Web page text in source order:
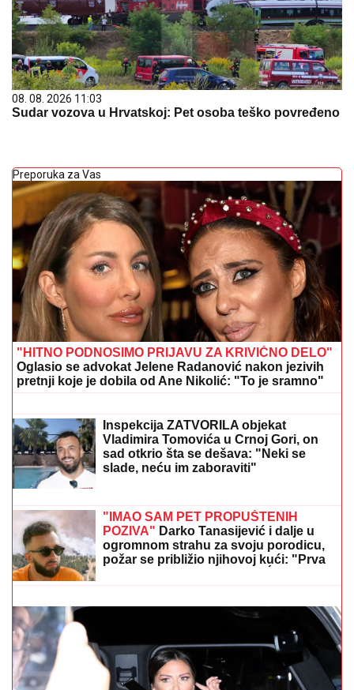
08. 08. 2026 11:03
Sudar vozova u Hrvatskoj: Pet osoba teško povređeno
Preporuka za Vas
"HITNO PODNOSIMO PRIJAVU ZA KRIVIČNO DELO"
Oglasio se advokat Jelene Radanović nakon jezivih
pretnji koje je dobila od Ane Nikolić: "To je sramno"
Amerikanci ostali zapanjeni, šta to radi
Denver?
sad otkrio šta se dešava: "Neki se
slade, neću im zaboraviti"